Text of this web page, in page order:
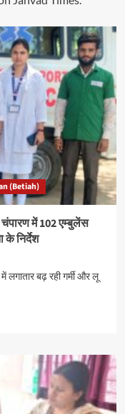
(Betiah)
चंपारण में 102 एम्बुलेंस
के निर्देश
लगातार बढ़ रही गर्मी और लू